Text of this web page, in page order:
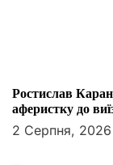
Ростислав
аферистку до
2 Серпня, 2026